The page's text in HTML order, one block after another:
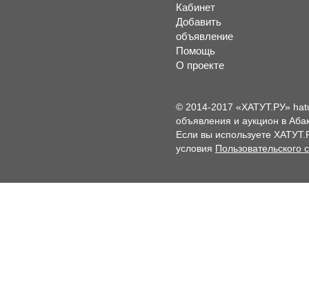
Кабинет
Добавить
объявление
Помощь
О проекте
© 2014-2017 «ХАТУТ.РУ»
объявления и аукцион в
Если вы используете
условия Пользовательского